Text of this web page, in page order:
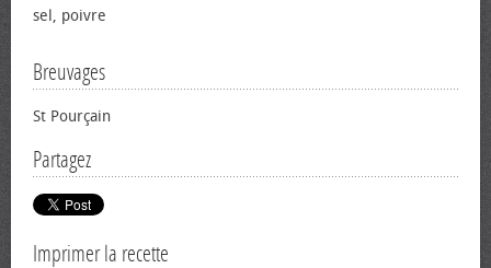
sel, poivre
Breuvages
St Pourçain
Partagez
Imprimer la recette